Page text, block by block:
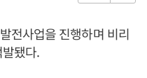
전사업을 진행하며 비리
됐다.